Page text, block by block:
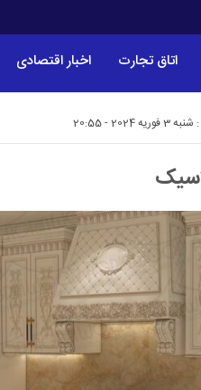
اتاق تجارت اخبار اقتصادی
2024 - 20:55